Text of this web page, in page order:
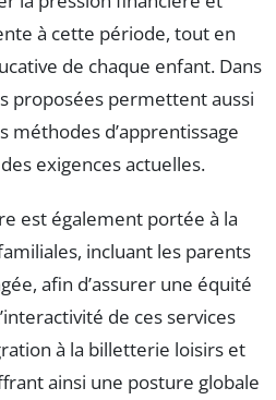
à cette période, tout en
de chaque enfant. Dans
proposées permettent aussi
méthodes d’apprentissage
exigences actuelles.
est également portée à la
incluant les parents
afin d’assurer une équité
de ces services
à la billetterie loisirs et
ainsi une posture globale